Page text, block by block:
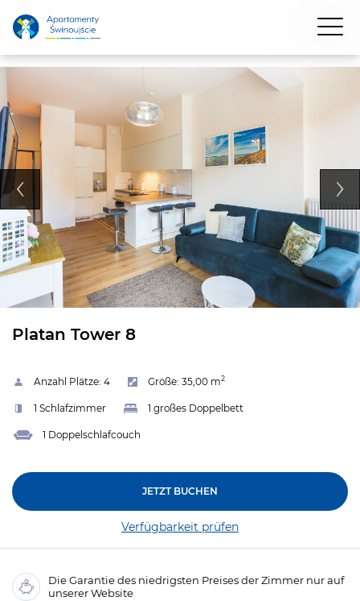
Platan Tower 8
Anzahl Plätze: 4 Größe: 35,00 m2
1 Schlafzimmer 1 großes Doppelbett
1 Doppelschlafcouch
JETZT BUCHEN
Verfügbarkeit prüfen
Die Garantie des niedrigsten Preises der Zimmer nur auf
unserer Website